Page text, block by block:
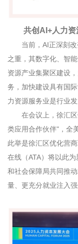
共创 AI+人力
当前， AI正深刻
之重，其数字化、智
资源产业集聚区建设
务，加快建设具有国
力资源服务业是行业
在会议上，徐汇
类应用合作伙伴" ，全
此举是徐汇区优化营
在线（ATA）将以此
和社会保障局共同推
量、更充分就业注入强